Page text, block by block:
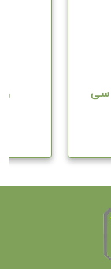
خرچنگی 300 سی سی